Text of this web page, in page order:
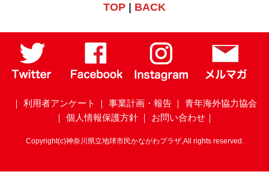
TOP | BACK
｜ 利用者アンケート ｜ 事業計画・報告 ｜ 青年海外協力協会
｜ 個人情報保護方針 ｜ お問い合わせ｜
Copyright(c)神奈川県立地球市民かながわプラザ,All rights reserved.